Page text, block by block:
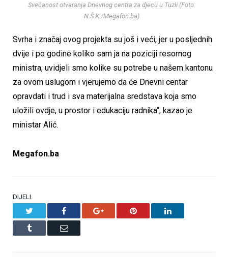
Svečanost otvaranja Dnevnog centra za djecu u Tuzli (Foto:
N.Š.K./Megafon.ba)
Svrha i značaj ovog projekta su još i veći, jer u posljednih
dvije i po godine koliko sam ja na poziciji resornog
ministra, uvidjeli smo kolike su potrebe u našem kantonu
za ovom uslugom i vjerujemo da će Dnevni centar
opravdati i trud i sva materijalna sredstava koja smo
uložili ovdje, u prostor i edukaciju radnika“, kazao je
ministar Alić.
Megafon.ba
DIJELI.
Facebook Google+ Pinterest LinkedIn
Tumblr Email